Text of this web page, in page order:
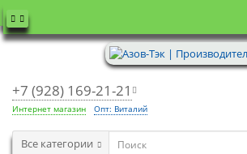
+7 (928) 169-21-21
Интернет магазин Опт: Виталий
Все категории